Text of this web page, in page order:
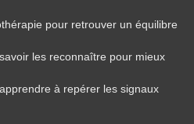
pour retrouver un équilibre
les reconnaître pour mieux
à repérer les signaux